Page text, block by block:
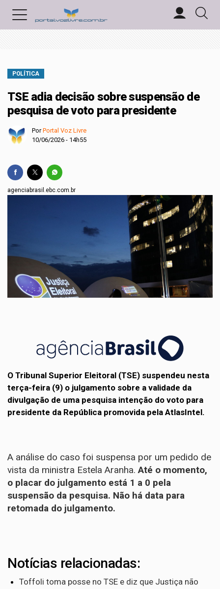
POLÍTICA
TSE adia decisão sobre suspensão de
pesquisa de voto para presidente
PorPortal Voz Livre
10/06/2026 - 14h55
agenciabrasil.ebc.com.br
O Tribunal Superior Eleitoral (TSE) suspendeu nesta
terça-feira (9) o julgamento sobre a validade da
divulgação de uma pesquisa intenção do voto para
presidente da República promovida pela AtlasIntel.
A análise do caso foi suspensa por um pedido de
vista da ministra Estela Aranha.Até o momento,
o placar do julgamento está 1 a 0 pela
suspensão da pesquisa. Não há data para
retomada do julgamento.
Notícias relacionadas:
Toffoli toma posse no TSE e diz que Justiça não